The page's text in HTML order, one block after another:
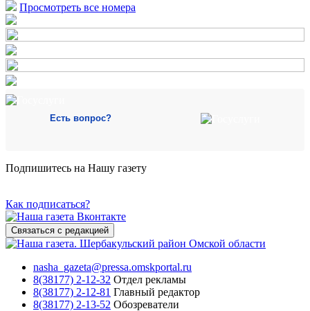
Просмотреть все номера
Есть вопрос?
Подпишитесь на Нашу газету
Как подписаться?
Связаться с редакцией
nasha_gazeta@pressa.omskportal.ru
8(38177) 2-12-32 Отдел рекламы
8(38177) 2-12-81 Главный редактор
8(38177) 2-13-52 Обозреватели